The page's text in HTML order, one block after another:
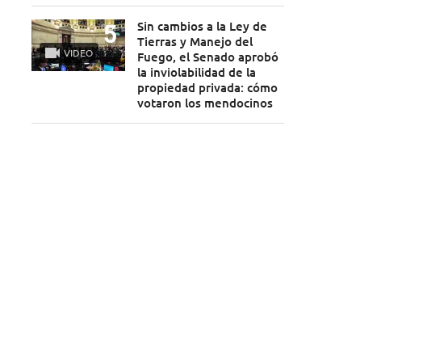
VIDEO
Sin cambios a la Ley de
Tierras y Manejo del
Fuego, el Senado aprobó
la inviolabilidad de la
propiedad privada: cómo
votaron los mendocinos